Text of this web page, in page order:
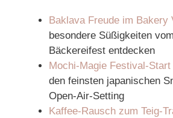
Baklava Freude im Bakery
besondere Süßigkeiten
Bäckereifest entdecken
Mochi-Magie Festival-Start
den feinsten japanischen
Open‑Air‑Setting
Kaffee‑Rausch zum